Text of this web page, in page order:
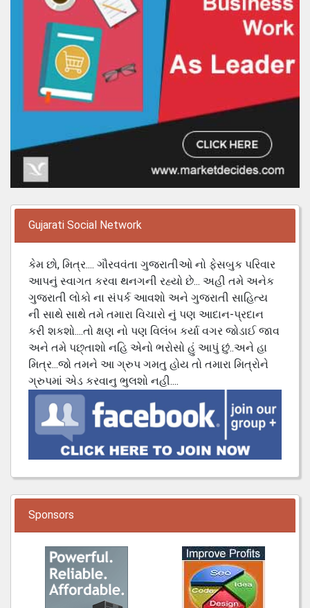
Gujarati Social Network
કેમ છો, મિત્ર.... ગૌરવવંતા ગુજરાતીઓ નો ફેસબુક પરિવાર
આપનું સ્વાગત કરવા થનગની રહ્યો છે... અહી તમે અનેક
ગુજરાતી લોકો ના સંપર્ક આવશો અને ગુજરાતી સાહિત્ય
ની સાથે સાથે તમે તમારા વિચારો નું પણ આદાન-પ્રદાન
કરી શકશો....તો ક્ષણ નો પણ વિલંબ કર્યા વગર જોડાઈ જાવ
અને તમે પછ્તાશો નહિ એનો ભરોસો હું આપું છું..અને હા
મિત્ર...જો તમને આ ગ્રુપ ગમતુ હોય તો તમારા મિત્રોને
ગ્રુપમાં એડ કરવાનુ ભુલશો નહી....
Sponsors